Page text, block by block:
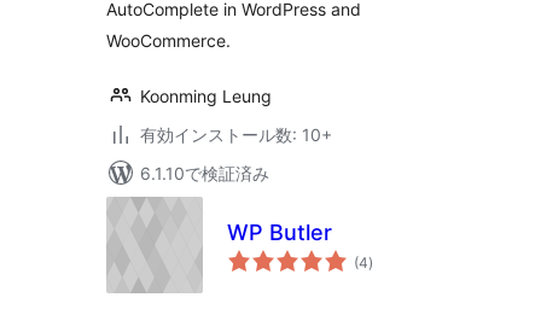
AutoComplete in WordPress and
WooCommerce.
Koonming Leung
有効インストール数: 10+
6.1.10で検証済み
WP Butler
(4個
の)